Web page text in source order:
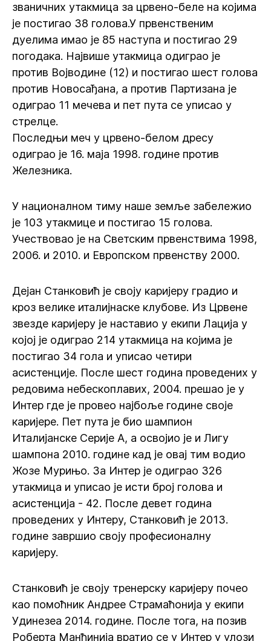
званичних утакмица за црвено-беле на којима
је постигао 38 голова.У првенственим
дуелима имао је 85 наступа и постигао 29
погодака. Највише утакмица одиграо је
против Војводине (12) и постигао шест голова
против Новосађана, а против Партизана је
одиграо 11 мечева и пет пута се уписао у
стрелце.
Последњи меч у црвено-белом дресу
одиграо је 16. маја 1998. године против
Железника.
У националном тиму наше земље забележио
је 103 утакмице и постигао 15 голова.
Учествовао је на Светским првенствима 1998,
2006. и 2010. и Европском првенству 2000.
Дејан Станковић је своју каријеру градио и
кроз велике италијнаске клубове. Из Црвене
звезде каријеру је наставио у екипи Лација у
којој је одиграо 214 утакмица на којима је
постигао 34 гола и уписао четири
асистенције. После шест година проведених у
редовима небескоплавих, 2004. прешао је у
Интер где је провео најбоље године своје
каријере. Пет пута је био шампион
Италијанске Серије А, а освојио је и Лигу
шампона 2010. године кад је овај тим водио
Жозе Мурињо. За Интер је одиграо 326
утакмица и уписао је исти број голова и
асистенција - 42. После девет година
проведених у Интеру, Станковић је 2013.
године завршио своју професионалну
каријеру.
Станковић је своју тренерску каријеру почео
као помоћник Андрее Страмаћонија у екипи
Удинезеа 2014. године. После тога, на позив
Роберта Манћинија вратио се у Интер у улози